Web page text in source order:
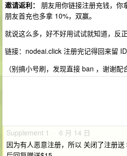
邀请返利：
朋友用你链接注册充钱，你
朋友首充也多拿 10%，双赢。
就说这么多，好不好用试试就知道，反
链接：nodeai.click 注册完记得回来留 ID
（别搞小号刷，发现直接 ban ，谢谢配
Supplement 1 · 6 月 14 日
因为有人恶意注册，所以 关闭了注册